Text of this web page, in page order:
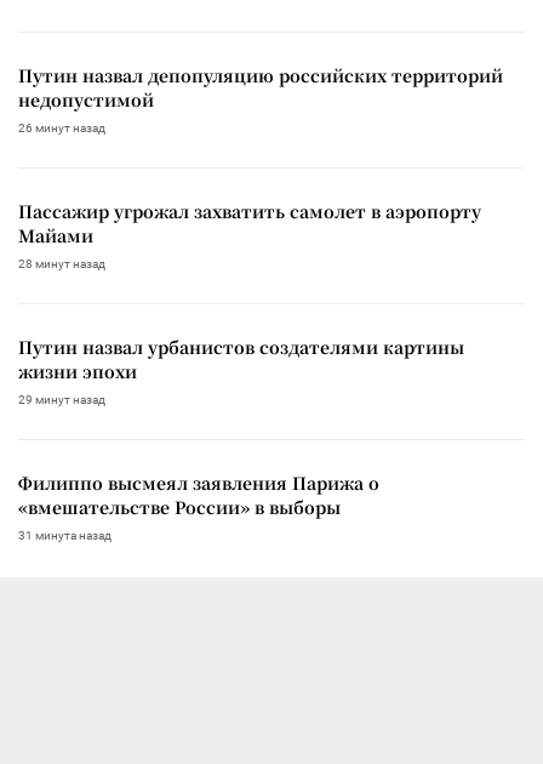
Путин назвал депопуляцию российских территорий
недопустимой
26 минут назад
Пассажир угрожал захватить самолет в аэропорту
Майами
28 минут назад
Путин назвал урбанистов создателями картины
жизни эпохи
29 минут назад
Филиппо высмеял заявления Парижа о
«вмешательстве России» в выборы
31 минута назад